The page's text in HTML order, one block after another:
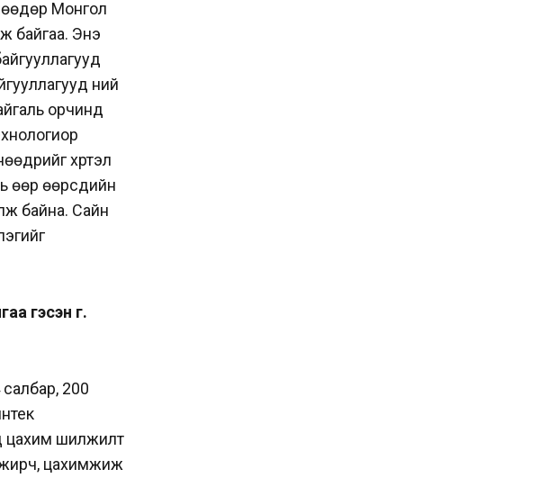
Монгол
байгаа. Энэ
үүний
орчинд
хүртэл
өөр өөрсдийн
байна. Сайн
гэсэн үг.
200
цахим шилжилт
цахимжиж